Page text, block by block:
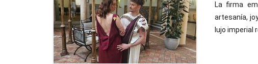
La firma
artesanía,
lujo imperial